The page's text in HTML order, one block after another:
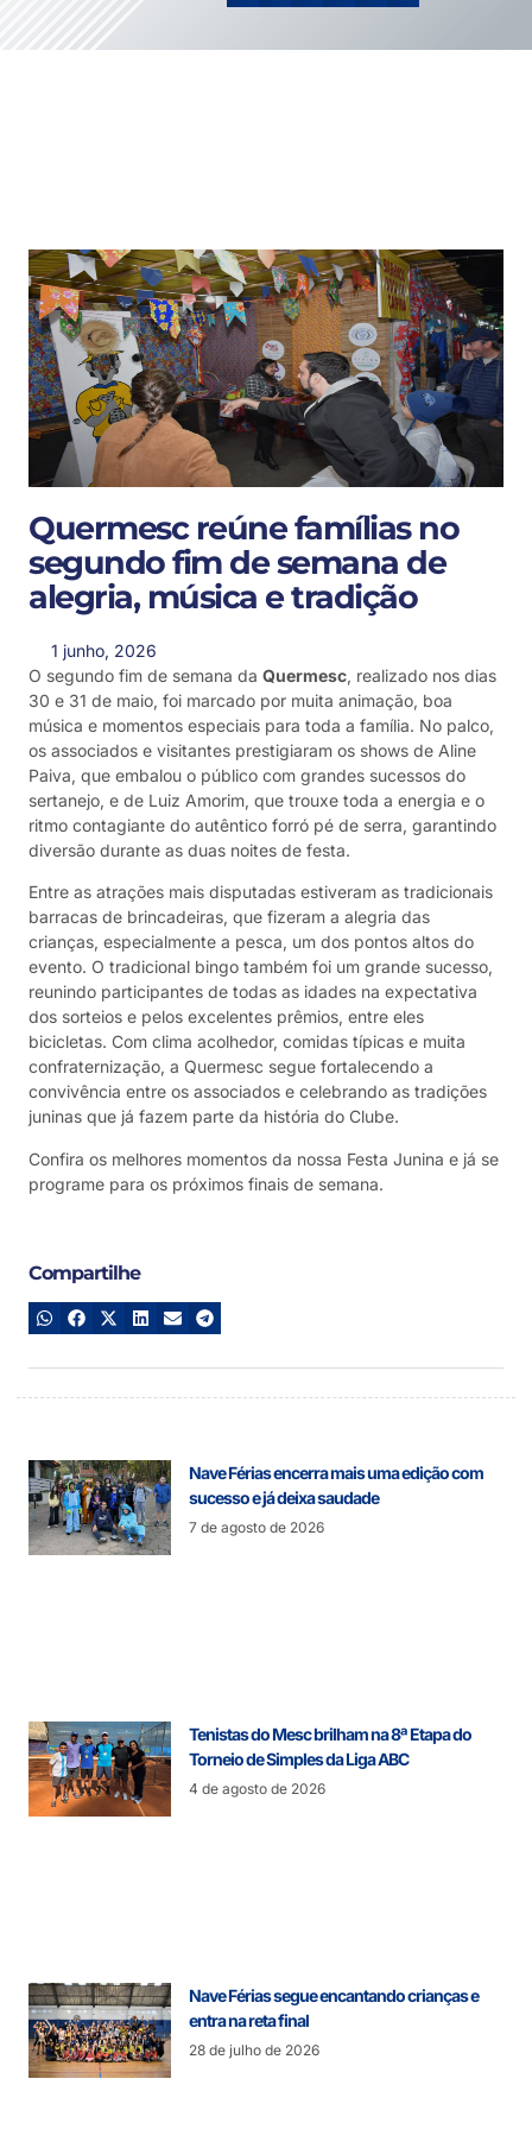
Quermesc reúne famílias no
segundo fim de semana de
alegria, música e tradição
1 junho, 2026
O segundo fim de semana da Quermesc, realizado nos dias
30 e 31 de maio, foi marcado por muita animação, boa
música e momentos especiais para toda a família. No palco,
os associados e visitantes prestigiaram os shows de Aline
Paiva, que embalou o público com grandes sucessos do
sertanejo, e de Luiz Amorim, que trouxe toda a energia e o
ritmo contagiante do autêntico forró pé de serra, garantindo
diversão durante as duas noites de festa.
Entre as atrações mais disputadas estiveram as tradicionais
barracas de brincadeiras, que fizeram a alegria das
crianças, especialmente a pesca, um dos pontos altos do
evento. O tradicional bingo também foi um grande sucesso,
reunindo participantes de todas as idades na expectativa
dos sorteios e pelos excelentes prêmios, entre eles
bicicletas. Com clima acolhedor, comidas típicas e muita
confraternização, a Quermesc segue fortalecendo a
convivência entre os associados e celebrando as tradições
juninas que já fazem parte da história do Clube.
Confira os melhores momentos da nossa Festa Junina e já se
programe para os próximos finais de semana.
Compartilhe
Nave Férias encerra mais uma edição com
sucesso e já deixa saudade
7 de agosto de 2026
Tenistas do Mesc brilham na 8ª Etapa do
Torneio de Simples da Liga ABC
4 de agosto de 2026
Nave Férias segue encantando crianças e
entra na reta final
28 de julho de 2026